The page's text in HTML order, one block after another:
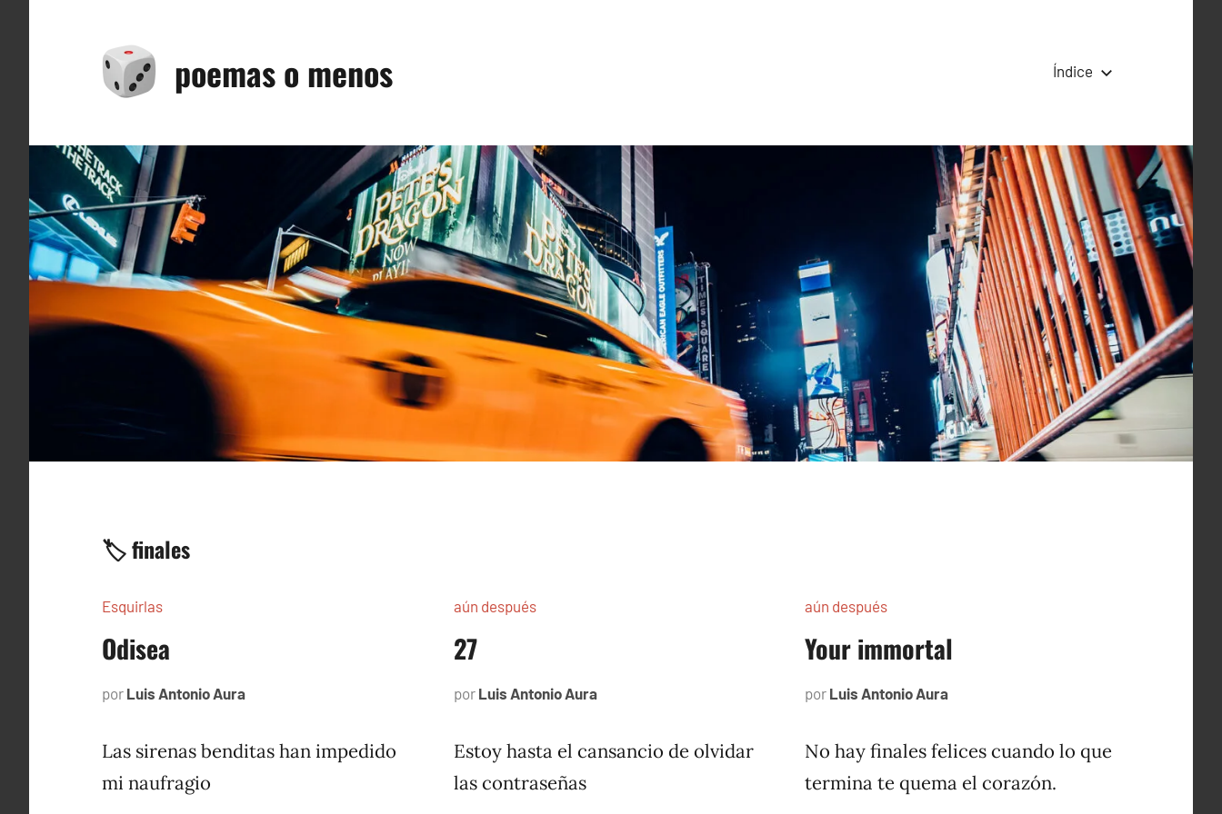
poemas o menos Índice
🏷️ finales
Esquirlas
Odisea
por Luis Antonio Aura
2024
Las sirenas benditas han impedido
mi naufragio
aún después
27
por Luis Antonio Auraagosto
2005
Estoy hasta el cansancio de olvidar
las contraseñas
aún después
Your immortal
por Luis Antonio Aura
2005
No hay finales felices cuando lo que
termina te quema el corazón.